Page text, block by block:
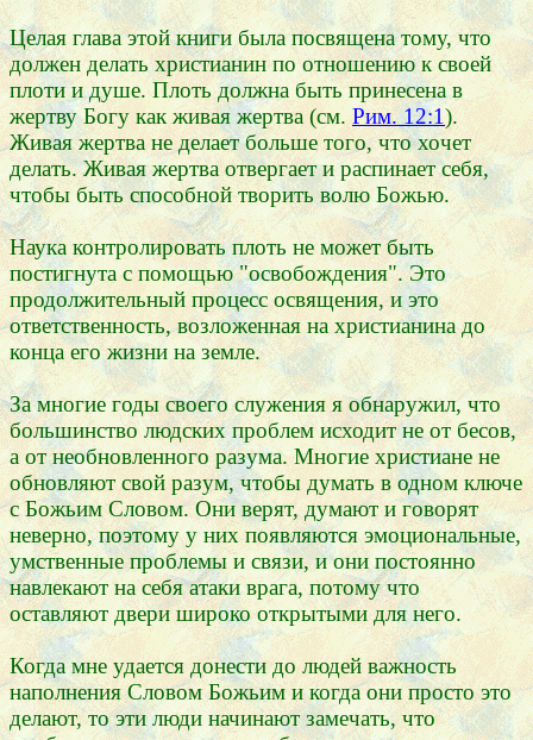
Целая глава этой книги была посвящена тому, что
должен делать христианин по отношению к своей
плоти и душе. Плоть должна быть принесена в
жертву Богу как живая жертва (см. Рим. 12:1).
Живая жертва не делает больше того, что хочет
делать. Живая жертва отвергает и распинает себя,
чтобы быть способной творить волю Божью.
Наука контролировать плоть не может быть
постигнута с помощью "освобождения". Это
продолжительный процесс освящения, и это
ответственность, возложенная на христианина до
конца его жизни на земле.
За многие годы своего служения я обнаружил, что
большинство людских проблем исходит не от бесов,
а от необновленного разума. Многие христиане не
обновляют свой разум, чтобы думать в одном ключе
с Божьим Словом. Они верят, думают и говорят
неверно, поэтому у них появляются эмоциональные,
умственные проблемы и связи, и они постоянно
навлекают на себя атаки врага, потому что
оставляют двери широко открытыми для него.
Когда мне удается донести до людей важность
наполнения Словом Божьим и когда они просто это
делают, то эти люди начинают замечать, что